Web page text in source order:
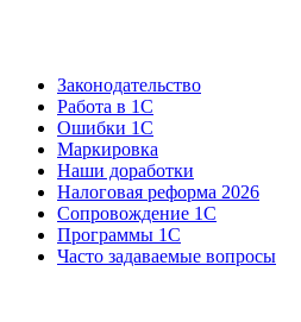
Законодательство
Работа в 1С
Ошибки 1С
Маркировка
Наши доработки
Налоговая реформа 2026
Сопровождение 1С
Программы 1С
Часто задаваемые вопросы